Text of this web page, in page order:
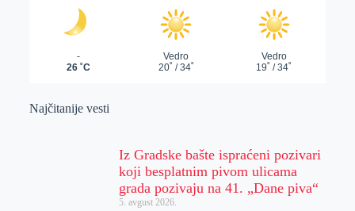
Najčitanije vesti
Iz Gradske bašte ispraćeni pozivari
koji besplatnim pivom ulicama
grada pozivaju na 41. „Dane piva“
5. avgust 2026.